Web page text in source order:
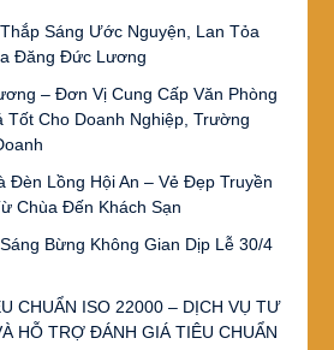
Sáng Ước Nguyện, Lan Tỏa
Đăng Đức Lương
– Đơn Vị Cung Cấp Văn Phòng
Tốt Cho Doanh Nghiệp, Trường
Đèn Lồng Hội An – Vẻ Đẹp Truyền
Chùa Đến Khách Sạn
Bừng Không Gian Dịp Lễ 30/4
CHUẨN ISO 22000 – DỊCH VỤ TƯ
HỖ TRỢ ĐÁNH GIÁ TIÊU CHUẨN